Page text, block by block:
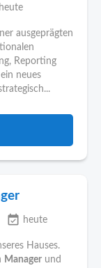
heute
ausgeprägten
Reporting
neues
event_available heute
Hauses.
Manager und